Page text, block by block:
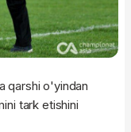
qarshi o'yindan
tark etishini